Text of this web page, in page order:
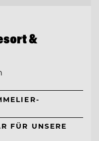
&
FÜR UNSERE